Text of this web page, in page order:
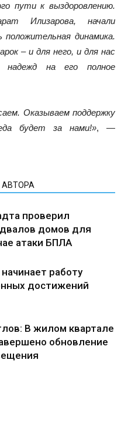
пути к выздоровлению.
Илизарова, начали
динамика.
– и для него, и для нас
на его полное
Оказываем поддержку
будет за нами!», —
АВТОРА
проверил
домов для
атаки БПЛА
работу
достижений
В жилом квартале
обновление